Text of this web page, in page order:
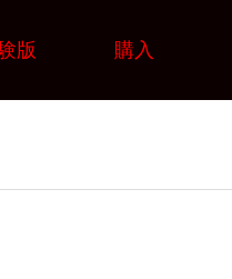
版 購入